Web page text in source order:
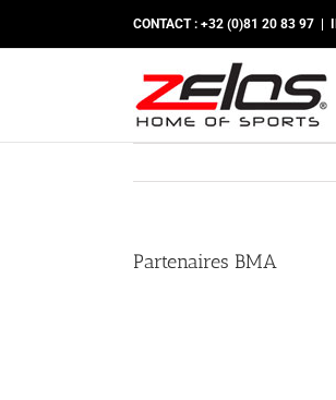
contenu
CONTACT : +32 (0)81 20 83 97
Partenaires BMA